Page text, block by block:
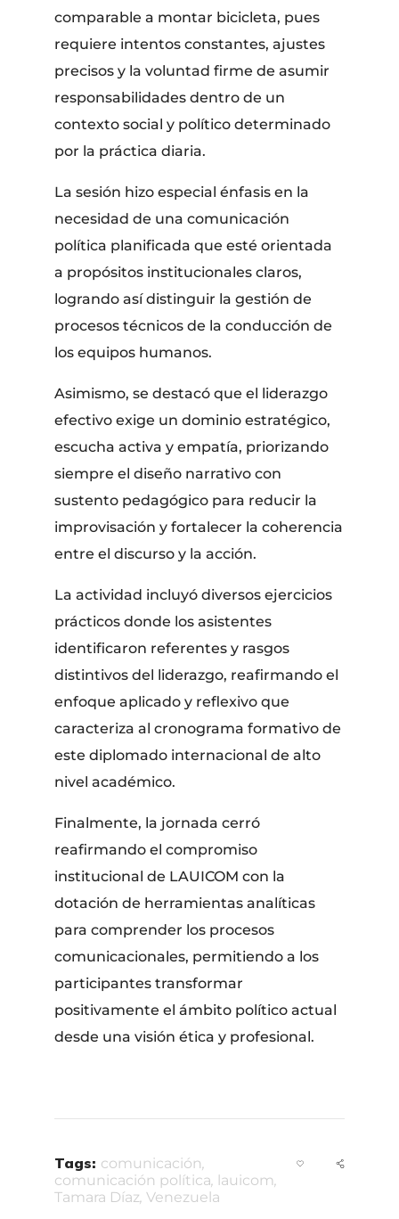
comparable a montar bicicleta, pues
requiere intentos constantes, ajustes
precisos y la voluntad firme de asumir
responsabilidades dentro de un
contexto social y político determinado
por la práctica diaria.
​La sesión hizo especial énfasis en la
necesidad de una comunicación
política planificada que esté orientada
a propósitos institucionales claros,
logrando así distinguir la gestión de
procesos técnicos de la conducción de
los equipos humanos.
​Asimismo, se destacó que el liderazgo
efectivo exige un dominio estratégico,
escucha activa y empatía, priorizando
siempre el diseño narrativo con
sustento pedagógico para reducir la
improvisación y fortalecer la coherencia
entre el discurso y la acción.
​La actividad incluyó diversos ejercicios
prácticos donde los asistentes
identificaron referentes y rasgos
distintivos del liderazgo, reafirmando el
enfoque aplicado y reflexivo que
caracteriza al cronograma formativo de
este diplomado internacional de alto
nivel académico.
​Finalmente, la jornada cerró
reafirmando el compromiso
institucional de LAUICOM con la
dotación de herramientas analíticas
para comprender los procesos
comunicacionales, permitiendo a los
participantes transformar
positivamente el ámbito político actual
desde una visión ética y profesional.
Tags: comunicación,
comunicación política, lauicom,
Tamara Díaz,Venezuela